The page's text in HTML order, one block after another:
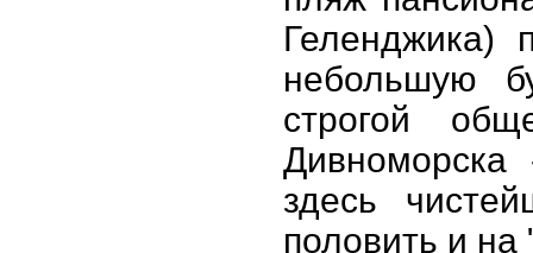
Геленджика)
небольшую
строгой
Дивноморска
здесь
половить и на